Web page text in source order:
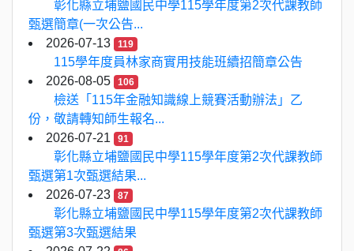
彰化縣立埔鹽國民中學115學年度第2次代課教師
甄選簡章(一次公告...
2026-07-13
119
115學年度員林家商實用技能班續招簡章公告
2026-08-05
106
檢送「115年金融知識線上競賽活動辦法」乙
份，敬請轉知師生報名...
2026-07-21
91
彰化縣立埔鹽國民中學115學年度第2次代課教師
甄選第1次甄選結果...
2026-07-23
87
彰化縣立埔鹽國民中學115學年度第2次代課教師
甄選第3次甄選結果